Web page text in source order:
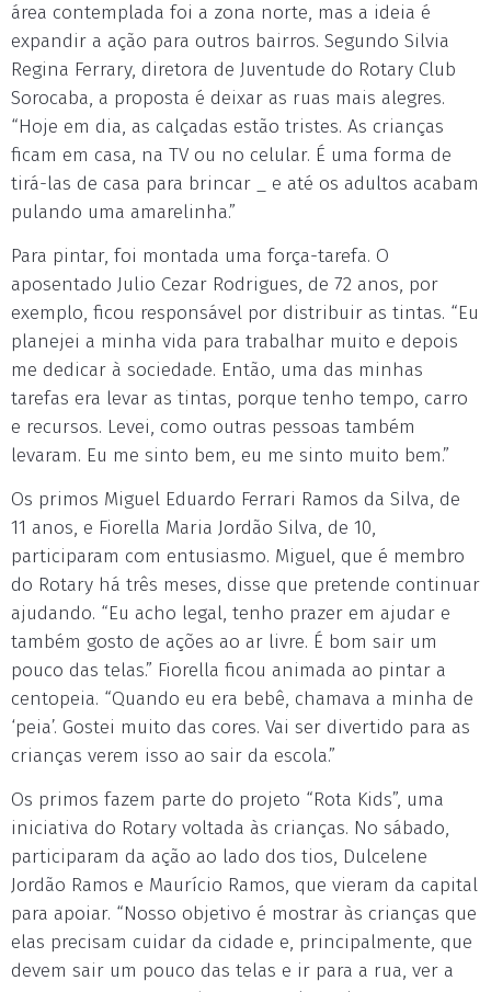
área contemplada foi a zona norte, mas a ideia é
expandir a ação para outros bairros. Segundo Silvia
Regina Ferrary, diretora de Juventude do Rotary Club
Sorocaba, a proposta é deixar as ruas mais alegres.
“Hoje em dia, as calçadas estão tristes. As crianças
ficam em casa, na TV ou no celular. É uma forma de
tirá-las de casa para brincar _ e até os adultos acabam
pulando uma amarelinha.”
Para pintar, foi montada uma força-tarefa. O
aposentado Julio Cezar Rodrigues, de 72 anos, por
exemplo, ficou responsável por distribuir as tintas. “Eu
planejei a minha vida para trabalhar muito e depois
me dedicar à sociedade. Então, uma das minhas
tarefas era levar as tintas, porque tenho tempo, carro
e recursos. Levei, como outras pessoas também
levaram. Eu me sinto bem, eu me sinto muito bem.”
Os primos Miguel Eduardo Ferrari Ramos da Silva, de
11 anos, e Fiorella Maria Jordão Silva, de 10,
participaram com entusiasmo. Miguel, que é membro
do Rotary há três meses, disse que pretende continuar
ajudando. “Eu acho legal, tenho prazer em ajudar e
também gosto de ações ao ar livre. É bom sair um
pouco das telas.” Fiorella ficou animada ao pintar a
centopeia. “Quando eu era bebê, chamava a minha de
‘peia’. Gostei muito das cores. Vai ser divertido para as
crianças verem isso ao sair da escola.”
Os primos fazem parte do projeto “Rota Kids”, uma
iniciativa do Rotary voltada às crianças. No sábado,
participaram da ação ao lado dos tios, Dulcelene
Jordão Ramos e Maurício Ramos, que vieram da capital
para apoiar. “Nosso objetivo é mostrar às crianças que
elas precisam cuidar da cidade e, principalmente, que
devem sair um pouco das telas e ir para a rua, ver a